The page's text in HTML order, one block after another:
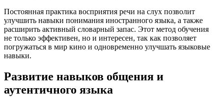
Постоянная практика восприятия речи на слух позволит
улучшить навыки понимания иностранного языка, а также
расширить активный словарный запас. Этот метод обучения
не только эффективен, но и интересен, так как позволяет
погружаться в мир кино и одновременно улучшать языковые
навыки.
Развитие навыков общения и
аутентичного языка